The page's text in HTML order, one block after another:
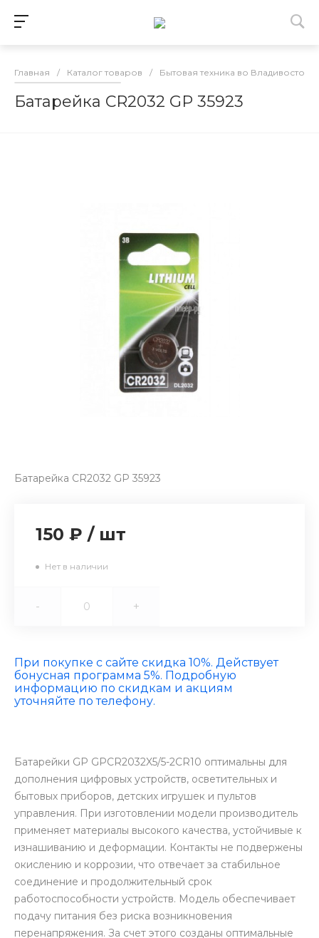
Главная / Каталог товаров / Бытовая техника во Владивостоке
Батарейка CR2032 GP 35923
Батарейка CR2032 GP 35923
150 ₽ / шт
Нет в наличии
- +
При покупке с сайте скидка 10%. Действует
бонусная программа 5%. Подробную
информацию по скидкам и акциям
уточняйте по телефону.
Батарейки GP GPCR2032X5/5-2CR10 оптимальны для
дополнения цифровых устройств, осветительных и
бытовых приборов, детских игрушек и пультов
управления. При изготовлении модели производитель
применяет материалы высокого качества, устойчивые к
изнашиванию и деформации. Контакты не подвержены
окислению и коррозии, что отвечает за стабильное
соединение и продолжительный срок
работоспособности устройств. Модель обеспечивает
подачу питания без риска возникновения
перенапряжения. За счет этого созданы оптимальные